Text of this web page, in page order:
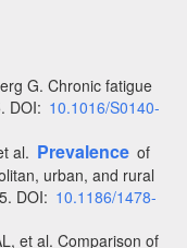
G. Chronic fatigue
DOI: 10.1016/S0140-
al. Prevalence of
urban, and rural
DOI: 10.1186/1478-
et al. Comparison of